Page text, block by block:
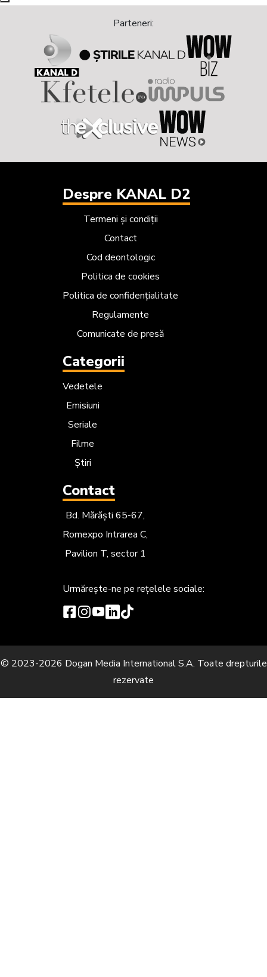
Next
Previous
Parteneri:
Despre KANAL D2
Termeni și condiții
Contact
Cod deontologic
Politica de cookies
Politica de confidențialitate
Regulamente
Comunicate de presă
Categorii
Vedetele
Emisiuni
Seriale
Filme
Știri
Contact
Bd. Mărăști 65-67,
Romexpo Intrarea C,
Pavilion T, sector 1
Urmărește-ne pe rețelele sociale:
© 2023-2026 Dogan Media International S.A. Toate drepturile
rezervate